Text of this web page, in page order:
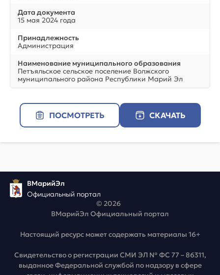
Дата документа
15 мая 2024 года
Принадлежность
Администрация
Наименование муниципального образования
Петъяльское сельское поселение Волжского
муниципального района Республики Марий Эл
ПОСМОТРЕТЬ СКАЧАТЬ
ВМарийЭл
Официальный портал
© 2026
ВМарийЭл Официальный портал
Настоящий ресурс может содержать материалы 16+
Свидетельство о регистрации СМИ ЭЛ № ФС 77 – 86311,
выданное Федеральной службой по надзору в сфере